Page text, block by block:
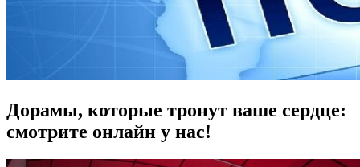
Дорамы, которые тронут ваше сердце:
смотрите онлайн у нас!